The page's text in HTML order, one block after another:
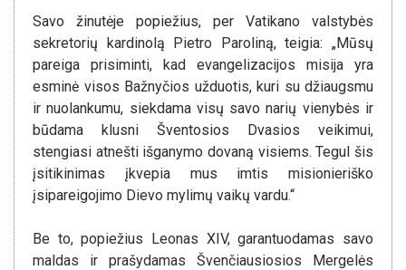
Savo žinutėje popiežius, per Vatikano valstybės
sekretorių kardinolą Pietro Paroliną, teigia: „Mūsų
pareiga prisiminti, kad evangelizacijos misija yra
esminė visos Bažnyčios užduotis, kuri su džiaugsmu
ir nuolankumu, siekdama visų savo narių vienybės ir
būdama klusni Šventosios Dvasios veikimui,
stengiasi atnešti išganymo dovaną visiems. Tegul šis
įsitikinimas įkvepia mus imtis misionieriško
įsipareigojimo Dievo mylimų vaikų vardu.“
Be to, popiežius Leonas XIV, garantuodamas savo
maldas ir prašydamas Švenčiausiosios Mergelės